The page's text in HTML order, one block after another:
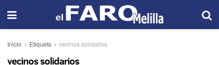
Inicio Etiqueta vecinos solidarios
vecinos solidarios